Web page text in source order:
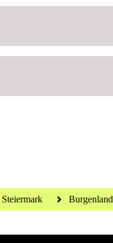
Steiermark Burgenland